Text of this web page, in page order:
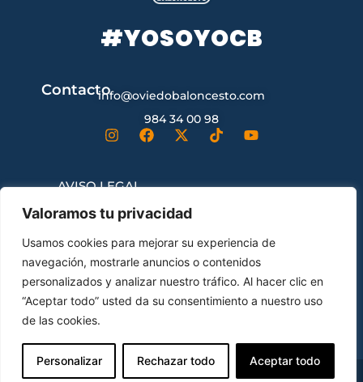
Valoramos tu privacidad
Usamos cookies para mejorar su experiencia de
navegación, mostrarle anuncios o contenidos
personalizados y analizar nuestro tráfico. Al hacer clic en
“Aceptar todo” usted da su consentimiento a nuestro uso
de las cookies.
Personalizar Rechazar todo Aceptar todo
#YOSOYOCB
Contactoinfo@oviedobaloncesto.com
984 34 00 98
AVISO LEGAL
CONTRATACIÓN
ENVÍOS Y DEVOLUCIONES
© Oviedo Club Baloncesto All Rights Reserved.